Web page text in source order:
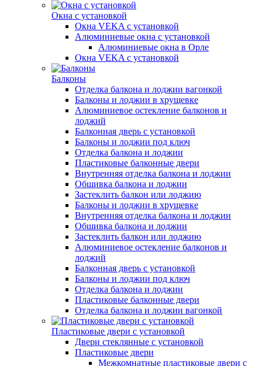
Окна с установкой
Окна VEKA с установкой
Алюминиевые окна с установкой
Алюминиевые окна в Орле
Окна VEKA с установкой
Балконы
Отделка балкона и лоджии вагонкой
Балконы и лоджии в хрущевке
Алюминиевое остекление балконов и
лоджий
Балконная дверь с установкой
Балконы и лоджии под ключ
Отделка балкона и лоджии
Пластиковые балконные двери
Внутренняя отделка балкона и лоджии
Обшивка балкона и лоджии
Застеклить балкон или лоджию
Балконы и лоджии в хрущевке
Внутренняя отделка балкона и лоджии
Обшивка балкона и лоджии
Застеклить балкон или лоджию
Алюминиевое остекление балконов и
лоджий
Балконная дверь с установкой
Балконы и лоджии под ключ
Отделка балкона и лоджии
Пластиковые балконные двери
Отделка балкона и лоджии вагонкой
Пластиковые двери с установкой
Двери стеклянные с установкой
Пластиковые двери
Межкомнатные пластиковые двери с